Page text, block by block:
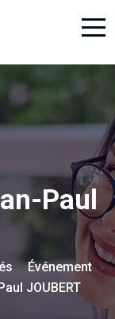
Paul
>Événement >
JOUBERT